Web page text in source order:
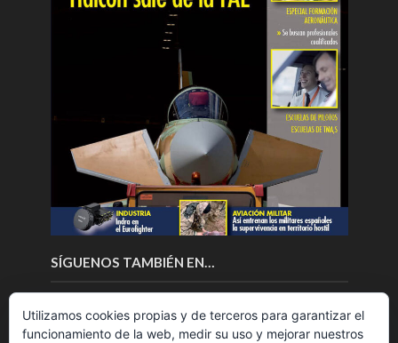
SÍGUENOS TAMBIÉN EN…
Utilizamos cookies propias y de terceros para garantizar el
funcionamiento de la web, medir su uso y mejorar nuestros